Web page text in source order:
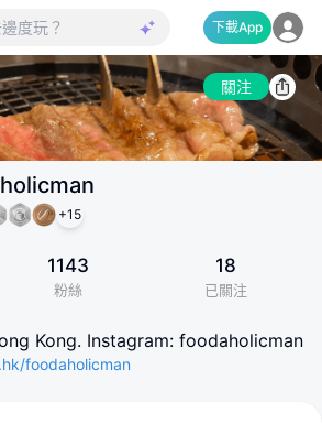
下載App
關注
+15
1143
粉絲
18
已關注
Kong. Instagram: foodaholicman
foodaholicman